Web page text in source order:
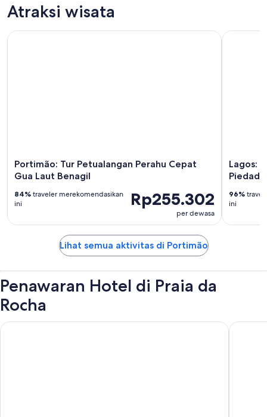
Atraksi wisata
Portimão: Tur Petualangan Perahu Cepat
Gua Laut Benagil
Rp255.302
per dewasa
84% traveler merekomendasikan
ini
Portimão: Tur Petualangan Perahu Cepat Gua Laut Benagil
Lagos:
Piedade
96%
ini
Lagos:
Lihat semua aktivitas di Portimão
Penawaran Hotel di Praia da
Rocha
Hotel Algarve Casino RR